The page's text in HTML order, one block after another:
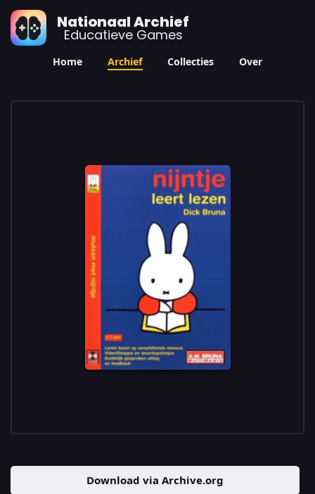
Nationaal Archief
Educatieve Games
Home Archief Collecties Over
Download via Archive.org